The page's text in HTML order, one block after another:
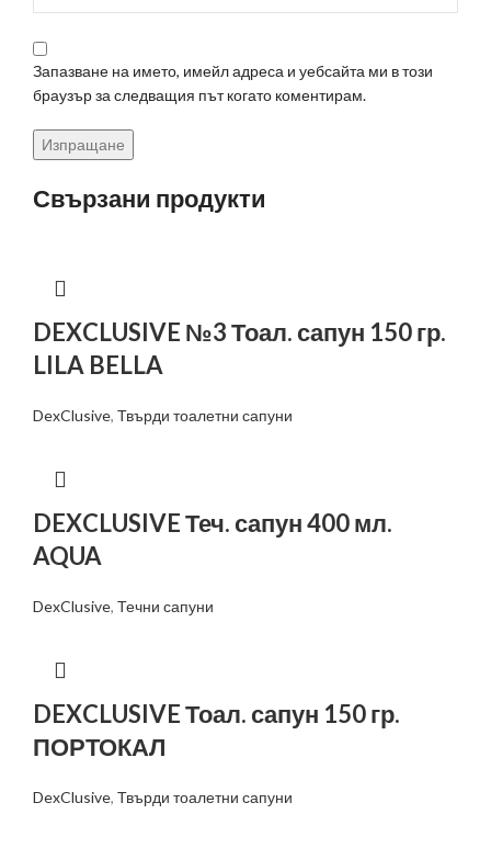
Запазване на името, имейл адреса и уебсайта ми в този
браузър за следващия път когато коментирам.
Свързани продукти
DEXCLUSIVE №3 Тоал. сапун 150 гр.
LILA BELLA
DexClusive, Твърди тоалетни сапуни
DEXCLUSIVE Теч. сапун 400 мл.
AQUA
DexClusive, Течни сапуни
DEXCLUSIVE Тоал. сапун 150 гр.
ПОРТОКАЛ
DexClusive, Твърди тоалетни сапуни